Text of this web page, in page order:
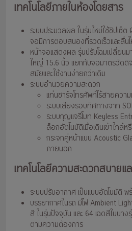
เทคโนโลยีภายในห้องโดยสาร
ระบบประมวลผล ในรุ่นใหม่ใช้ชิปเซ็
จอมีการตอบสนองที่รวดเร็วและลื่น
หน้าจอแสดงผล รุ่นปรับโฉมเปลี่ย
ใหญ่ 15.6 นิ้ว แยกกับจอมาตรวัดดิ
สมัยและใช้งานง่ายกว่าเดิม
ระบบอำนวยความสะดวก
แท่นชาร์จโทรศัพท์ไร้สายควา
ระบบเสียงรอบทิศทางจาก
ระบบกุญแจรีโมท Keyless
ล็อกอัตโนมัติเมื่อเดินเข้าใกล้
กระจกคู่หน้าแบบ Acoustic
ภายนอก
เทคโนโลยีความสะดวกสบายแ
ระบบปรับอากาศ เป็นแบบอัตโนมัติ
บรรยากาศในรถ มีไฟ Ambient
สี ในรุ่นปัจจุบัน และ 64 เฉดสีในบา
ตามความต้องการ